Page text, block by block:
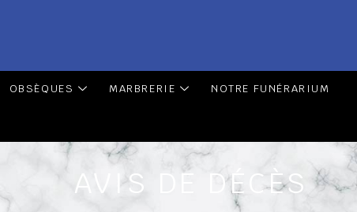
OBSÈQUES MARBRERIE NOTRE FUNÉRARIUM
AVIS DE DÉCÈS